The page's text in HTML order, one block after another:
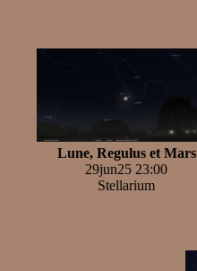
Lune, Regulus et Mars
29jun25 23:00
Stellarium